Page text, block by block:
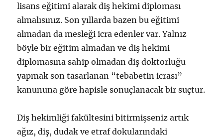
lisans eğitimi alarak diş hekimi diploması
almalısınız. Son yıllarda bazen bu eğitimi
almadan da mesleği icra edenler var. Yalnız
böyle bir eğitim almadan ve diş hekimi
diplomasına sahip olmadan diş doktorluğu
yapmak son tasarlanan “tebabetin icrası”
kanununa göre hapisle sonuçlanacak bir suçtur.
Diş hekimliği fakültesini bitirmişseniz artık
ağız, diş, dudak ve etraf dokularındaki